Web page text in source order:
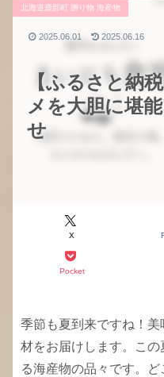
【ふるさと納
メを大胆に堪
せ
北海道鹿部町 贈り物 海産物
X
Pocket
2025.06.01 2025.06.16
季節も夏到来ですね！
材をお届けします。こ
る海産物の品々です。